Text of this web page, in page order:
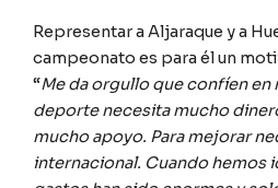
Representar a Aljaraque y a
campeonato es para él un
“Me da orgullo que confíen en
deporte necesita mucho
mucho apoyo. Para mejorar
internacional. Cuando hemos